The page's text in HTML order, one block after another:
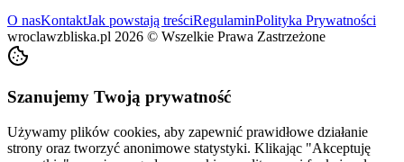
O nasKontaktJak powstają treściRegulaminPolityka Prywatności
wroclawzbliska.pl 2026 © Wszelkie Prawa Zastrzeżone
Szanujemy Twoją prywatność
Używamy plików cookies, aby zapewnić prawidłowe działanie
strony oraz tworzyć anonimowe statystyki. Klikając "Akceptuję